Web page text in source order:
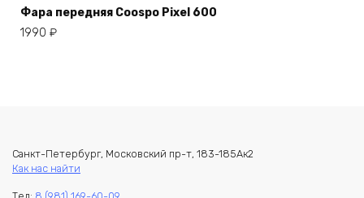
Фара передняя Coospo Pixel 600
1990 ₽
Санкт-Петербург, Московский пр-т, 183-185Ак2
Как нас найти